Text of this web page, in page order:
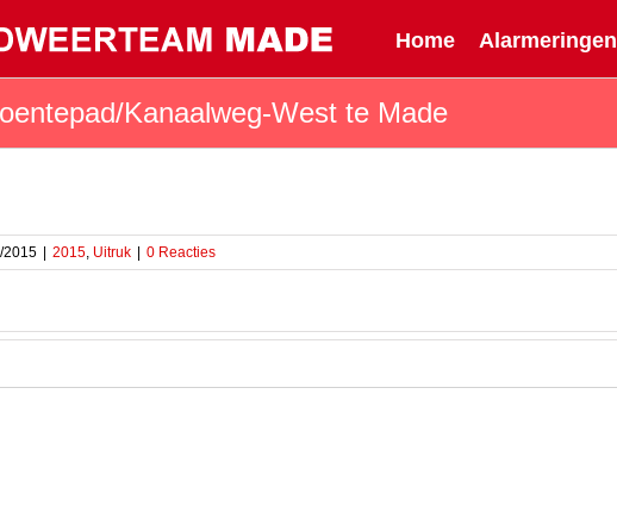
Home Alarmeringen
Kanaalweg-West te Made
2015 2015, Uitruk 0 Reacties